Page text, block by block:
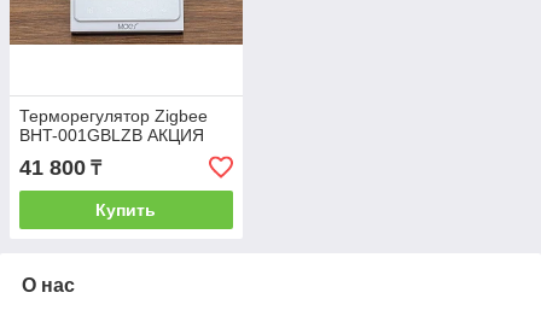
Терморегулятор Zigbee
BHT-001GBLZB АКЦИЯ
41 800 ₸
Купить
О нас